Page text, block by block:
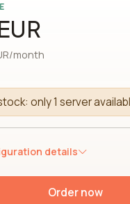
month
only 1 server
details
Order now